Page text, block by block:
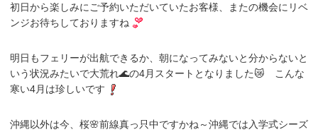
初日から楽しみにご予約いただいていたお客様、またの機会にリベ
ンジお待ちしておりますね
明日もフェリーが出航できるか、朝になってみないと分からないと
いう状況みたいで大荒れ🌊の4月スタートとなりました😿 こんな
寒い4月は珍しいです
沖縄以外は今、桜🌸前線真っ只中ですかね～沖縄では入学式シーズ